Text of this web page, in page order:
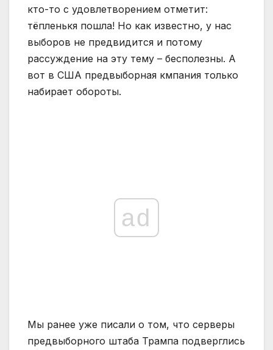
кто-то с удовлетворением отметит:
тёпленькя пошла! Но как известно, у нас
выборов не предвидится и потому
рассуждение на эту тему – бесполезны. А
вот в США предвыборная кмпания только
набирает обороты.
ad
Мы ранее уже писали о том, что серверы
предвыборного штаба Трампа подверглись